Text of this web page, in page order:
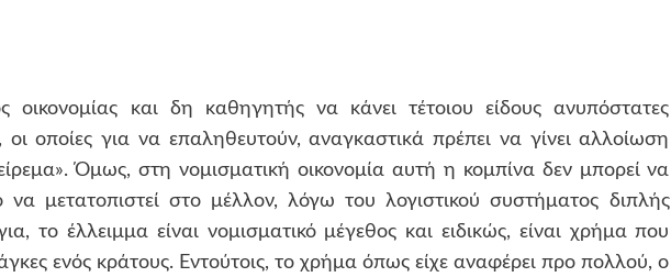
οικονομίας και δη καθηγητής να κάνει τέτοιου είδους ανυπόστατες
οι οποίες για να επαληθευτούν, αναγκαστικά πρέπει να γίνει αλλοίωση
Όμως, στη νομισματική οικονομία αυτή η κομπίνα δεν μπορεί να
να μετατοπιστεί στο μέλλον, λόγω του λογιστικού συστήματος διπλής
το έλλειμμα είναι νομισματικό μέγεθος και ειδικώς, είναι χρήμα που
ενός κράτους. Εντούτοις, το χρήμα όπως είχε αναφέρει προ πολλού, ο